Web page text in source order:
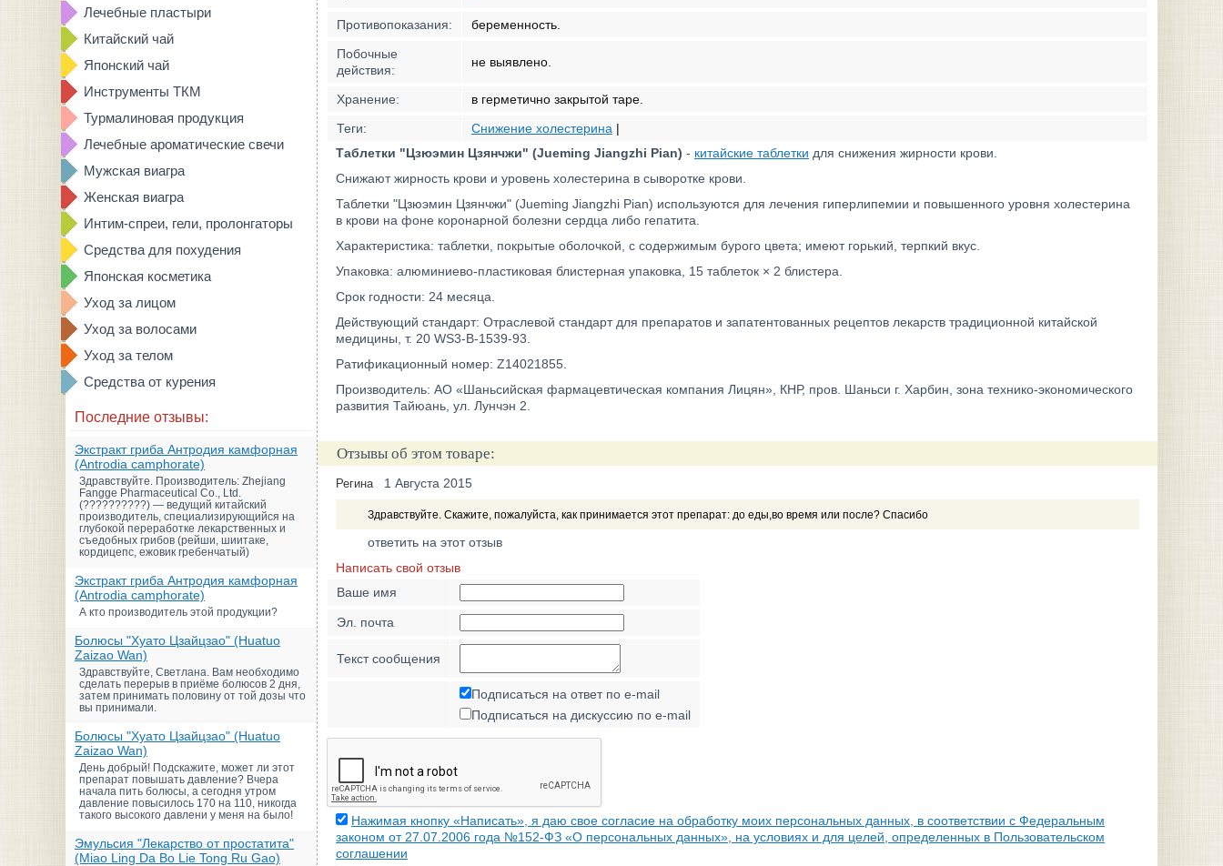
Лечебные пластыри
Китайский чай
Японский чай
Инструменты ТКМ
Турмалиновая продукция
Лечебные ароматические свечи
Мужская виагра
Женская виагра
Интим-спреи, гели, пролонгаторы
Средства для похудения
Японская косметика
Уход за лицом
Уход за волосами
Уход за телом
Средства от курения
Последние отзывы:
Экстракт гриба Антродия камфорная
(Antrodia camphorate)
Здравствуйте. Производитель: Zhejiang
Fangge Pharmaceutical Co., Ltd.
(??????????) — ведущий китайский
производитель, специализирующийся на
глубокой переработке лекарственных и
съедобных грибов (рейши, шиитаке,
кордицепс, ежовик гребенчатый)
Экстракт гриба Антродия камфорная
(Antrodia camphorate)
А кто производитель этой продукции?
Болюсы "Хуато Цзайцзао" (Huatuo
Zaizao Wan)
Здравствуйте, Светлана. Вам необходимо
сделать перерыв в приёме болюсов 2 дня,
затем принимать половину от той дозы что
вы принимали.
Болюсы "Хуато Цзайцзао" (Huatuo
Zaizao Wan)
День добрый! Подскажите, может ли этот
препарат повышать давление? Вчера
начала пить болюсы, а сегодня утром
давление повысилось 170 на 110, никогда
такого высокого давлени у меня на было!
Эмульсия "Лекарство от простатита"
(Miao Ling Da Bo Lie Tong Ru Gao)
Противопоказания:
беременность.
Побочные
действия:
не выявлено.
Хранение:
в герметично закрытой таре.
Теги:
Снижение холестерина |
Таблетки "Цзюэмин Цзянчжи" (Jueming Jiangzhi Pian) - китайские таблетки для снижения жирности крови.
Снижают жирность крови и уровень холестерина в сыворотке крови.
Таблетки "Цзюэмин Цзянчжи" (Jueming Jiangzhi Pian) используются для лечения гиперлипемии и повышенного уровня холестерина
в крови на фоне коронарной болезни сердца либо гепатита.
Характеристика: таблетки, покрытые оболочкой, с содержимым бурого цвета; имеют горький, терпкий вкус.
Упаковка: алюминиево-пластиковая блистерная упаковка, 15 таблеток × 2 блистера.
Срок годности: 24 месяца.
Действующий стандарт: Отраслевой стандарт для препаратов и запатентованных рецептов лекарств традиционной китайской
медицины, т. 20 WS3-B-1539-93.
Ратификационный номер: Z14021855.
Производитель: АО «Шаньсийская фармацевтическая компания Лицян», КНР, пров. Шаньси г. Харбин, зона технико-экономического
развития Тайюань, ул. Лунчэн 2.
Отзывы об этом товаре:
Регина 1 Августа 2015
Здравствуйте. Скажите, пожалуйста, как принимается этот препарат: до еды,во время или после? Спасибо
ответить на этот отзыв
Написать свой отзыв
Ваше имя
Эл. почта
Текст сообщения
Подписаться на ответ по e-mail
Подписаться на дискуссию по e-mail
Нажимая кнопку «Написать», я даю свое согласие на обработку моих персональных данных, в соответствии с Федеральным
законом от 27.07.2006 года №152-ФЗ «О персональных данных», на условиях и для целей, определенных в Пользовательском
соглашении